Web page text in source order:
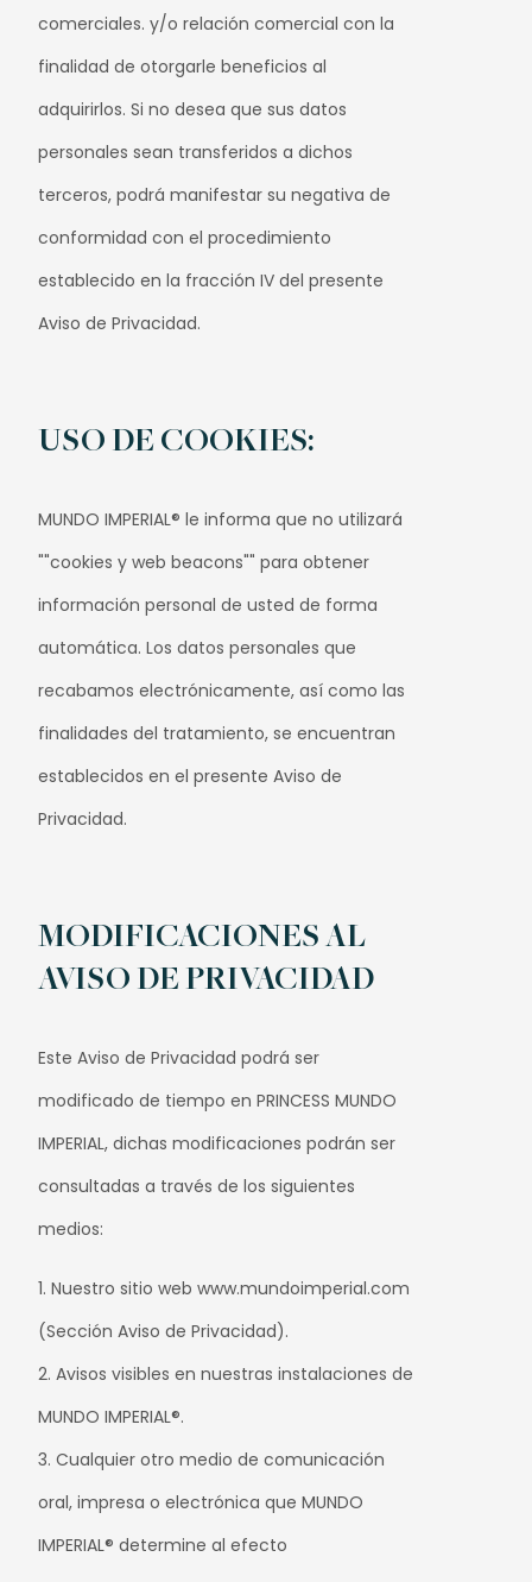
comerciales. y/o relación comercial con la
finalidad de otorgarle beneficios al
adquirirlos. Si no desea que sus datos
personales sean transferidos a dichos
terceros, podrá manifestar su negativa de
conformidad con el procedimiento
establecido en la fracción IV del presente
Aviso de Privacidad.
USO DE COOKIES:
MUNDO IMPERIAL® le informa que no utilizará
""cookies y web beacons"" para obtener
información personal de usted de forma
automática. Los datos personales que
recabamos electrónicamente, así como las
finalidades del tratamiento, se encuentran
establecidos en el presente Aviso de
Privacidad.
MODIFICACIONES AL
AVISO DE PRIVACIDAD
Este Aviso de Privacidad podrá ser
modificado de tiempo en PRINCESS MUNDO
IMPERIAL, dichas modificaciones podrán ser
consultadas a través de los siguientes
medios:
1. Nuestro sitio web www.mundoimperial.com
(Sección Aviso de Privacidad).
2. Avisos visibles en nuestras instalaciones de
MUNDO IMPERIAL®.
3. Cualquier otro medio de comunicación
oral, impresa o electrónica que MUNDO
IMPERIAL® determine al efecto